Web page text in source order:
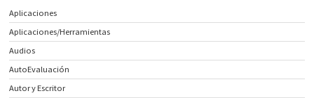
Aplicaciones
Aplicaciones/Herramientas
Audios
AutoEvaluación
Autor y Escritor